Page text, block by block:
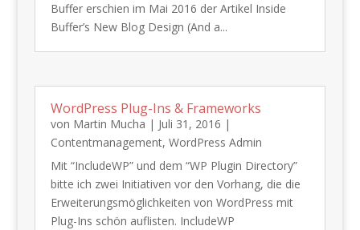
Buffer erschien im Mai 2016 der Artikel Inside
Buffer’s New Blog Design (And a...
WordPress Plug-Ins & Frameworks
von Martin Mucha | Juli 31, 2016 |
Contentmanagement, WordPress Admin
Mit “IncludeWP” und dem “WP Plugin Directory”
bitte ich zwei Initiativen vor den Vorhang, die die
Erweiterungsmöglichkeiten von WordPress mit
Plug-Ins schön auflisten. IncludeWP